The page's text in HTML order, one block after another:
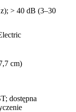
> 40 dB (3–30
cm)
dostępna